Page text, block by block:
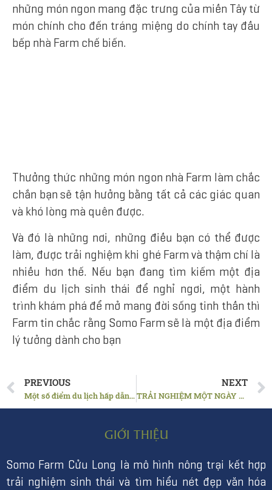
những món ngon mang đặc trưng của miền Tây từ
món chính cho đến tráng miệng do chính tay đầu
bếp nhà Farm chế biến.
Thưởng thức những món ngon nhà Farm làm chắc
chắn bạn sẽ tận hưởng bằng tất cả các giác quan
và khó lòng mà quên được.
Và đó là những nơi, những điều bạn có thể được
làm, được trải nghiệm khi ghé Farm và thậm chí là
nhiều hơn thế. Nếu bạn đang tìm kiếm một địa
điểm du lịch sinh thái để nghỉ ngơi, một hành
trình khám phá để mở mang đời sống tinh thần thì
Farm tin chắc rằng Somo Farm sẽ là một địa điểm
lý tưởng dành cho bạn
PREVIOUS
Một số điểm du lịch hấp dẫn tại Vĩnh Long
NEXT
TRẢI NGHIỆM MỘT NGÀY Ý NGHĨA CỦA ĐOÀN SINH VIÊN ĐẠI HỌC TOKYO KEIZAI TẠI SOMO FARM
GIỚI THIỆU
Somo Farm Cửu Long là mô hình nông trại kết hợp
trải nghiệm sinh thái và tìm hiểu nét đẹp văn hóa